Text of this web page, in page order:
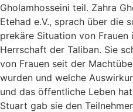
Gholamhosseini teil. Zahra
Etehad e.V., sprach über die
prekäre Situation von
Herrschaft der Taliban. Sie
von Frauen seit der
wurden und welche
und das öffentliche Leben
Stuart gab sie den